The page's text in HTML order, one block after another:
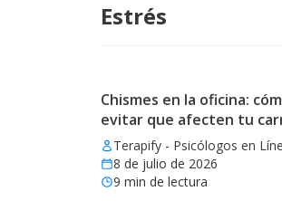
Estrés
Chismes en la oficina:
evitar que afecten tu
Terapify - Psicólogos en
8 de julio de 2026
9 min de lectura